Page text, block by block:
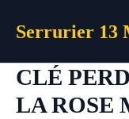
Serrurier 13
CLÉ
LA ROSE